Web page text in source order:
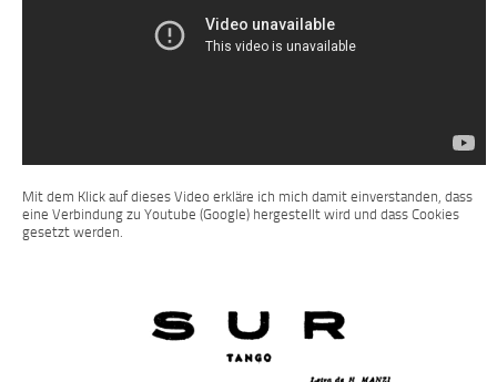
Mit dem Klick auf dieses Video erkläre ich mich damit einverstanden, dass
eine Verbindung zu Youtube (Google) hergestellt wird und dass Cookies
gesetzt werden.